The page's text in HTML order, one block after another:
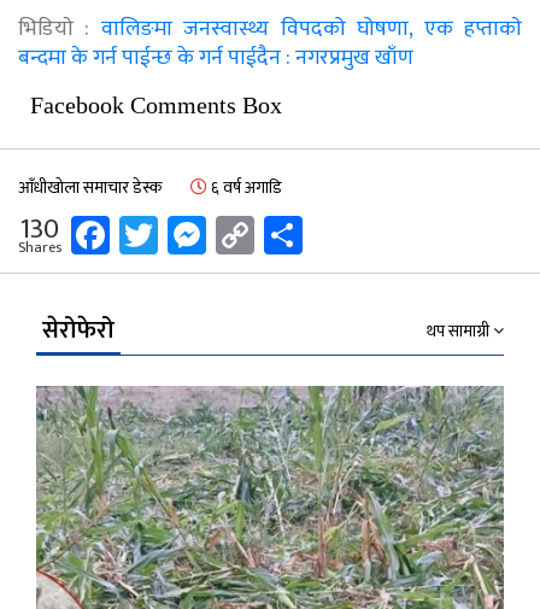
भिडियाे : वालिङमा जनस्वास्थ्य विपदको घोषणा, एक हप्ताकाे
बन्दमा के गर्न पाईन्छ के गर्न पाईदैन : नगरप्रमुख खाँण
Facebook Comments Box
आँधीखोला समाचार डेस्क ६ वर्ष अगाडि
130
Shares Facebook
Twitter
Messenger
Copy
Link
सेरोफेरो थप सामाग्री